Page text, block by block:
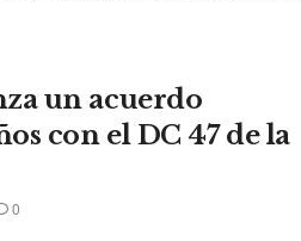
un acuerdo
con el DC 47 de la
0